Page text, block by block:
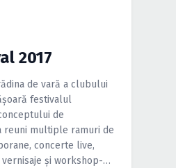
2017
de vară a clubului
festivalul
de
multiple ramuri de
concerte live,
şi workshop-